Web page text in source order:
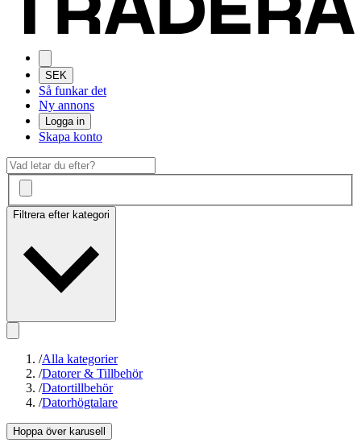
SEK
Så funkar det
Ny annons
Logga in
Skapa konto
Filtrera efter kategori
/Alla kategorier
/Datorer & Tillbehör
/Datortillbehör
/Datorhögtalare
Hoppa över karusell